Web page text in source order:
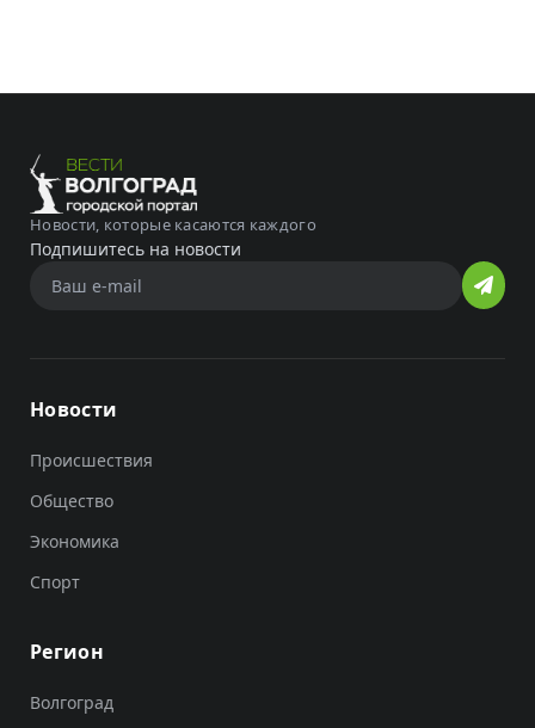
Новости, которые касаются каждого
Подпишитесь на новости
Новости
Происшествия
Общество
Экономика
Спорт
Регион
Волгоград